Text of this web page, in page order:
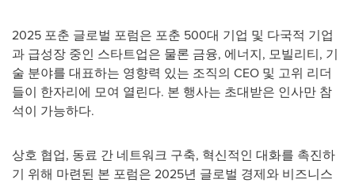
2025 포춘 글로벌 포럼은 포춘 500대 기업 및 다국적 기업
과 급성장 중인 스타트업은 물론 금융, 에너지, 모빌리티, 기
술 분야를 대표하는 영향력 있는 조직의 CEO 및 고위 리더
들이 한자리에 모여 열린다. 본 행사는 초대받은 인사만 참
석이 가능하다.
상호 협업, 동료 간 네트워크 구축, 혁신적인 대화를 촉진하
기 위해 마련된 본 포럼은 2025년 글로벌 경제와 비즈니스